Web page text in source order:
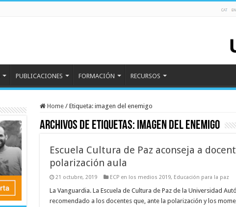
PUBLICACIONES FORMACIÓN RECURSOS
Home / Etiqueta: imagen del enemigo
Archivos de etiquetas: imagen del enemigo
Escuela Cultura de Paz aconseja a
polarización aula
21 octubre, 2019 ECP en los medios 2019, Educación para la paz
La Vanguardia. La Escuela de Cultura de Paz de la Universidad
recomendado a los docentes que, ante la polarización y los